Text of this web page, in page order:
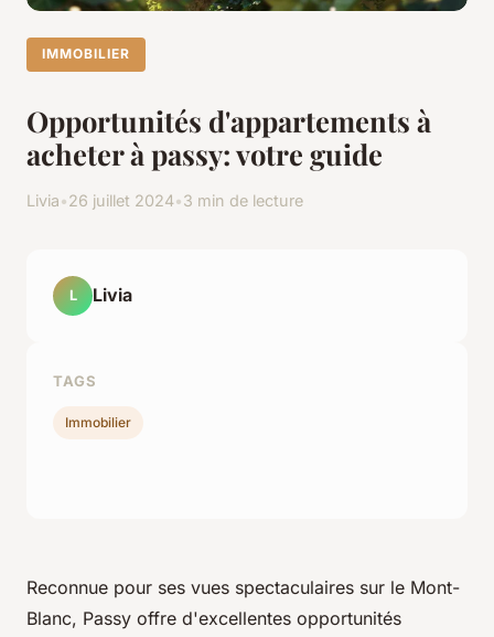
IMMOBILIER
Opportunités d'appartements à
acheter à passy: votre guide
Livia•26 juillet 2024•3 min de lecture
Reconnue pour ses vues spectaculaires sur le Mont-
Blanc, Passy offre d'excellentes opportunités
L Livia
TAGS
Immobilier